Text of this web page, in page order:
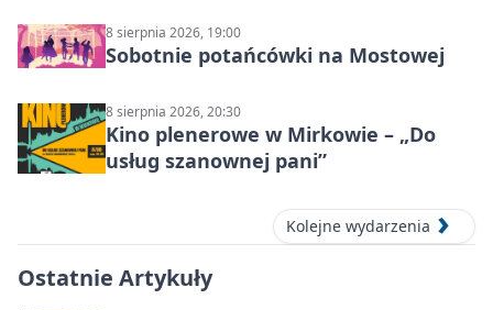
8 sierpnia 2026, 19:00
Sobotnie potańcówki na Mostowej
8 sierpnia 2026, 20:30
Kino plenerowe w Mirkowie – „Do
usług szanownej pani”
Kolejne wydarzenia
Ostatnie Artykuły